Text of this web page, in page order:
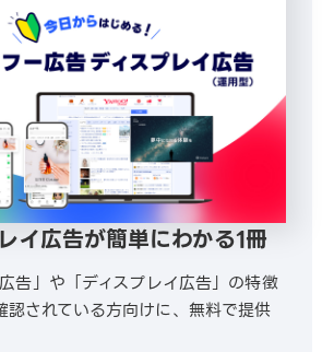
イ広告が簡単にわかる1冊
告」や「ディスプレイ広告」の特徴
認されている方向けに、無料で提供